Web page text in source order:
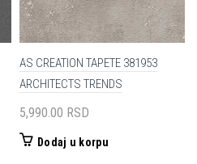
AS CREATION TAPETE 381953
ARCHITECTS TRENDS
5,990.00 RSD
Dodaj u korpu